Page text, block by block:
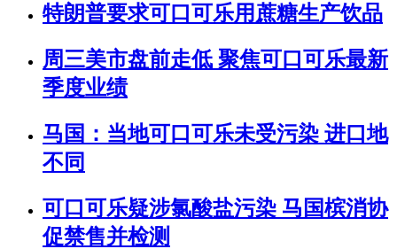
特朗普要求可口可乐用蔗糖生产饮品
周三美市盘前走低 聚焦可口可乐最新
季度业绩
马国：当地可口可乐未受污染 进口地
不同
可口可乐疑涉氯酸盐污染 马国槟消协
促禁售并检测